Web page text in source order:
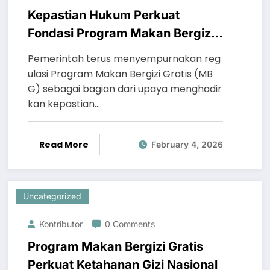
Kepastian Hukum Perkuat
Fondasi Program Makan Bergizi
GratisOleh: Putri Ayu Lestari
Pemerintah terus menyempurnakan reg
ulasi Program Makan Bergizi Gratis (MB
G) sebagai bagian dari upaya menghadir
kan kepastian…
Read More February 4, 2026
Uncategorized
Kontributor 0 Comments
Program Makan Bergizi Gratis
Perkuat Ketahanan Gizi Nasional